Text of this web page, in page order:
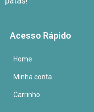
Acesso Rápido
Home
Minha conta
Carrinho